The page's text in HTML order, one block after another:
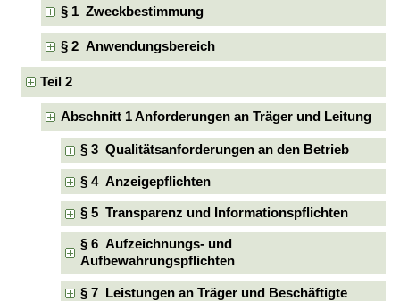
§ 1 Zweckbestimmung
§ 2 Anwendungsbereich
Teil 2
Abschnitt 1 Anforderungen an Träger und Leitung
§ 3 Qualitätsanforderungen an den Betrieb
§ 4 Anzeigepflichten
§ 5 Transparenz und Informationspflichten
§ 6 Aufzeichnungs- und
Aufbewahrungspflichten
§ 7 Leistungen an Träger und Beschäftigte